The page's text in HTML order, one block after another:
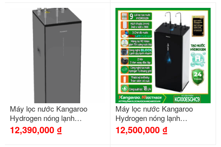
Máy lọc nước Kangaroo
Hydrogen nóng lạnh
KG10S25H3
12,390,000 ₫
Máy lọc nước Kangaroo
Hydrogen nóng lạnh
KG100ESGHC9
12,500,000 ₫